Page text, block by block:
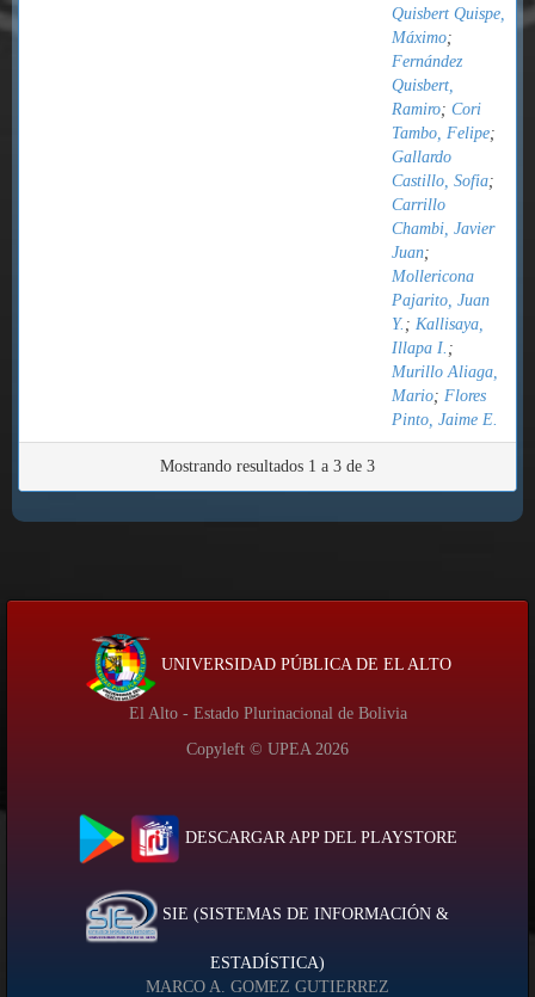
Quisbert Quispe,
Máximo;
Fernández
Quisbert,
Ramiro; Cori
Tambo, Felipe;
Gallardo
Castillo, Sofia;
Carrillo
Chambi, Javier
Juan;
Mollericona
Pajarito, Juan
Y. ; Kallisaya,
Illapa I. ;
Murillo Aliaga,
Mario; Flores
Pinto, Jaime E.
Mostrando resultados 1 a 3 de 3
UNIVERSIDAD PÚBLICA DE EL ALTO
El Alto - Estado Plurinacional de Bolivia
Copyleft © UPEA 2026
DESCARGAR APP DEL PLAYSTORE
SIE (SISTEMAS DE INFORMACIÓN &
ESTADÍSTICA)
MARCO A. GOMEZ GUTIERREZ